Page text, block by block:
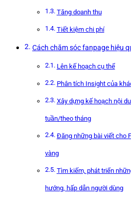
Tăng doanh thu
Tiết kiệm chi phí
Cách chăm sóc fanpage hiệu
Lên kế hoạch cụ thể
Phân tích Insight của
Xây dựng kế hoạch nội
tuần/theo tháng
Đăng những bài viết cho
vàng
Tìm kiếm, phát triển
hướng, hấp dẫn người dùng